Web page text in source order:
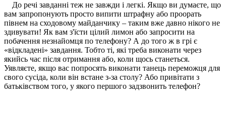
До речі завданні теж не завжди і легкі. Якщо ви думаєте, що
вам запропонують просто випити штрафну або проорать
півнем на сходовому майданчику – таким вже давно нікого не
здивувати! Як вам з'їсти цілий лимон або запросити на
побачення незнайомця по телефону? А до того ж в грі є
«відкладені» завдання. Тобто ті, які треба виконати через
якийсь час після отримання або, коли щось станеться.
Уявляєте, якщо вас попросять виконати танець переможця для
свого сусіда, коли він встане з-за столу? Або привітати з
батьківством того, у якого першого задзвонить телефон?